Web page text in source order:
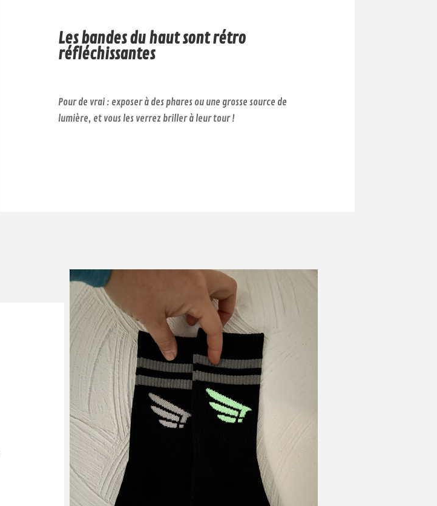
Les bandes du haut sont rétro
réfléchissantes
Pour de vrai : exposer à des phares ou une grosse source de
lumière, et vous les verrez briller à leur tour !